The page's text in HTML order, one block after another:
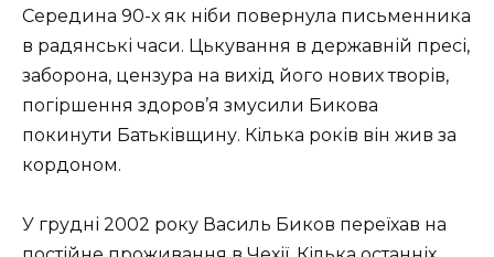
Середина 90-х як ніби повернула письменника
в радянські часи. Цькування в державній пресі,
заборона, цензура на вихід його нових творів,
погіршення здоров’я змусили Бикова
покинути Батьківщину. Кілька років він жив за
кордоном.
У грудні 2002 року Василь Биков переїхав на